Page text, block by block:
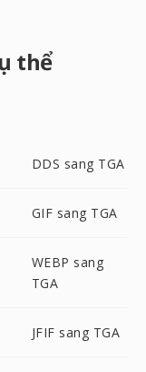
thể
DDS sang TGA
GIF sang TGA
WEBP sang
TGA
JFIF sang TGA